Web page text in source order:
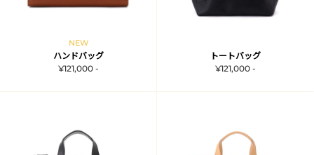
NEW
ハンドバッグ
¥121,000 -
トートバッグ
¥121,000 -